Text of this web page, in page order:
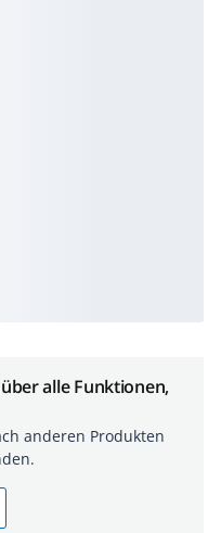
alle Funktionen,
anderen Produkten